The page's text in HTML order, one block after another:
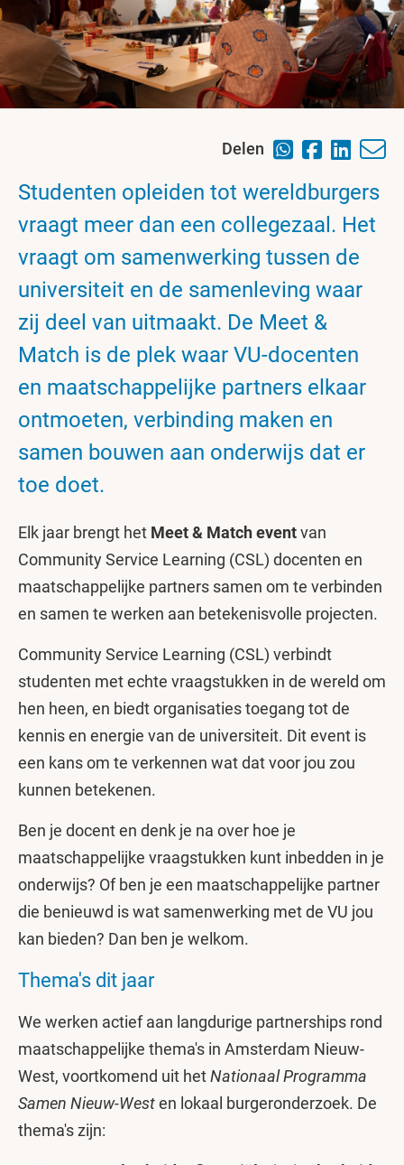
Delen
Studenten opleiden tot wereldburgers
vraagt meer dan een collegezaal. Het
vraagt om samenwerking tussen de
universiteit en de samenleving waar
zij deel van uitmaakt. De Meet &
Match is de plek waar VU-docenten
en maatschappelijke partners elkaar
ontmoeten, verbinding maken en
samen bouwen aan onderwijs dat er
toe doet.
Elk jaar brengt het Meet & Match eventvan
Community Service Learning (CSL) docenten en
maatschappelijke partners samen om te verbinden
en samen te werken aan betekenisvolle projecten.
Community Service Learning (CSL) verbindt
studenten met echte vraagstukken in de wereld om
hen heen, en biedt organisaties toegang tot de
kennis en energie van de universiteit. Dit event is
een kans om te verkennen wat dat voor jou zou
kunnen betekenen.
Ben je docent en denk je na over hoe je
maatschappelijke vraagstukken kunt inbedden in je
onderwijs? Of ben je een maatschappelijke partner
die benieuwd is wat samenwerking met de VU jou
kan bieden? Dan ben je welkom.
Thema's dit jaar
We werken actief aan langdurige partnerships rond
maatschappelijke thema's in Amsterdam Nieuw-
West, voortkomend uit hetNationaal Programma
Samen Nieuw-Westen lokaal burgeronderzoek. De
thema's zijn: